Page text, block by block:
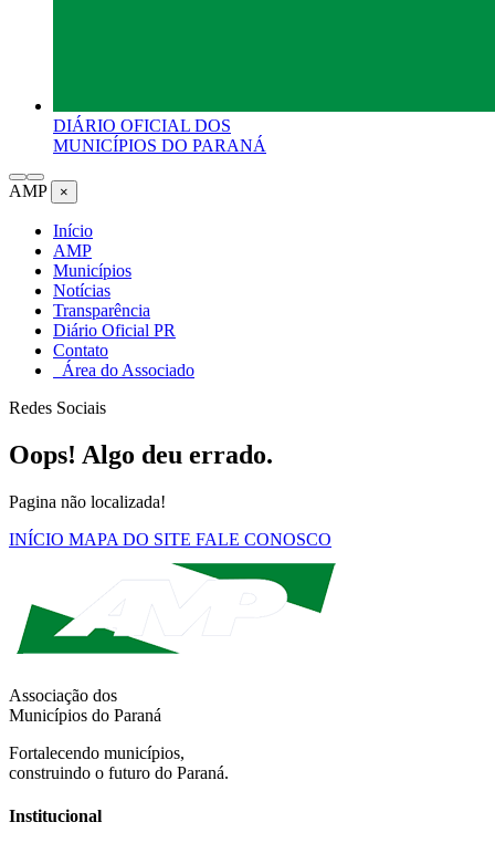
DIÁRIO OFICIAL DOS
MUNICÍPIOS DO PARANÁ
AMP ×
Início
AMP
Municípios
Notícias
Transparência
Diário Oficial PR
Contato
Área do Associado
Redes Sociais
Oops! Algo deu errado.
Pagina não localizada!
INÍCIO MAPA DO SITE FALE CONOSCO
Associação dos
Municípios do Paraná
Fortalecendo municípios,
construindo o futuro do Paraná.
Institucional